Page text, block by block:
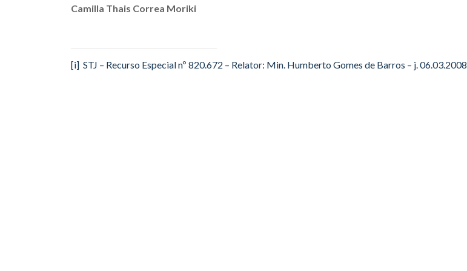
Camilla Thais Correa Moriki
[i] STJ – Recurso Especial nº 820.672 – Relator: Min. Humberto Gomes de Barros – j. 06.03.2008